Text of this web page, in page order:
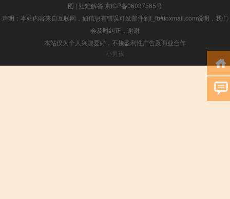
图 | 疑难解答 京ICP备06037565号
声明：本站内容来自互联网，如信息有错误可发邮件到f_fb#foxmail.com说明，我们
会及时纠正，谢谢
本站仅为个人兴趣爱好，不接盈利性广告及商业合作
小男孩